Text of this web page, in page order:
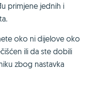
primjene jednih i
oko ni dijelove oko
ili da ste dobili
zbog nastavka